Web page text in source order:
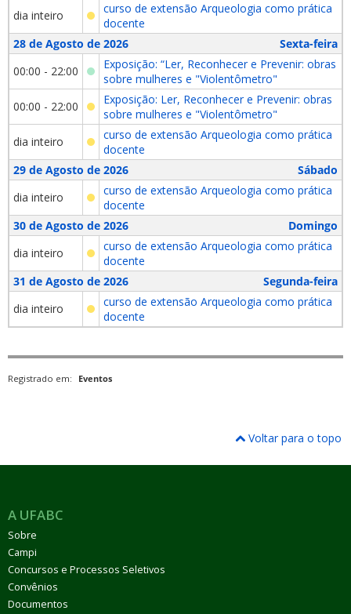
dia inteiro
curso de extensão Arqueologia como prática
docente
28 de Agosto de 2026
Sexta-feira
00:00 - 22:00
Exposição: “Ler, Reconhecer e Prevenir: obras
sobre mulheres e "Violentômetro"
00:00 - 22:00
Exposição: Ler, Reconhecer e Prevenir: obras
sobre mulheres e "Violentômetro"
dia inteiro
curso de extensão Arqueologia como prática
docente
29 de Agosto de 2026
Sábado
dia inteiro
curso de extensão Arqueologia como prática
docente
30 de Agosto de 2026
Domingo
dia inteiro
curso de extensão Arqueologia como prática
docente
31 de Agosto de 2026
Segunda-feira
dia inteiro
curso de extensão Arqueologia como prática
docente
Registrado em: Eventos
Voltar para o topo
A UFABC
Sobre
Campi
Concursos e Processos Seletivos
Convênios
Documentos